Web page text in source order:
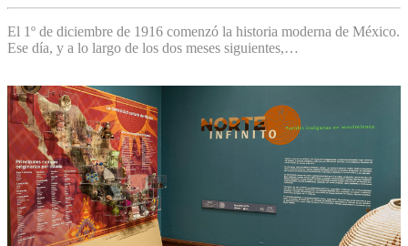
El 1º de diciembre de 1916 comenzó la historia moderna de México.
Ese día, y a lo largo de los dos meses siguientes,…